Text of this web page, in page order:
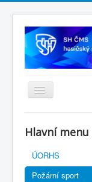
SH ČMS
Hlavní menu
ÚORHS
Požární sport